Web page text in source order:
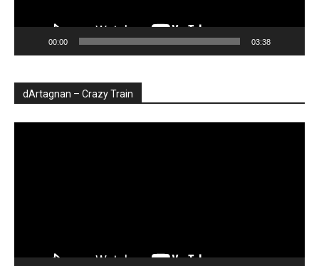
00:00 03:38
dArtagnan – Crazy Train